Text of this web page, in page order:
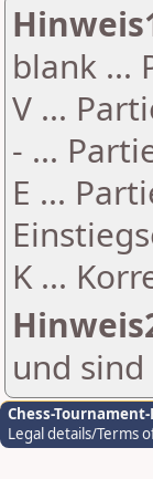
blank ...
V ...
- ...
E ...
K ...
und
Chess-
Legal details/Terms